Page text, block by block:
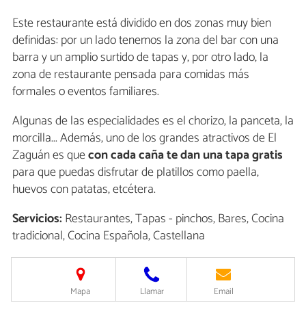
Este restaurante está dividido en dos zonas muy bien
definidas: por un lado tenemos la zona del bar con una
barra y un amplio surtido de tapas y, por otro lado, la
zona de restaurante pensada para comidas más
formales o eventos familiares.
Algunas de las especialidades es el chorizo, la panceta, la
morcilla... Además, uno de los grandes atractivos de El
Zaguán es quecon cada caña te dan una tapa gratis
para que puedas disfrutar de platillos como paella,
huevos con patatas, etcétera.
Servicios:Restaurantes, Tapas - pinchos, Bares, Cocina
tradicional, Cocina Española, Castellana
Mapa Llamar Email